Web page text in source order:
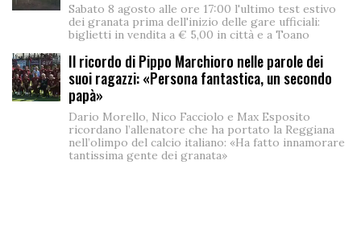
Sabato 8 agosto alle ore 17:00 l'ultimo test estivo
dei granata prima dell'inizio delle gare ufficiali:
biglietti in vendita a € 5,00 in città e a Toano
Il ricordo di Pippo Marchioro nelle parole dei
suoi ragazzi: «Persona fantastica, un secondo
papà»
Dario Morello, Nico Facciolo e Max Esposito
ricordano l’allenatore che ha portato la Reggiana
nell’olimpo del calcio italiano: «Ha fatto innamorare
tantissima gente dei granata»